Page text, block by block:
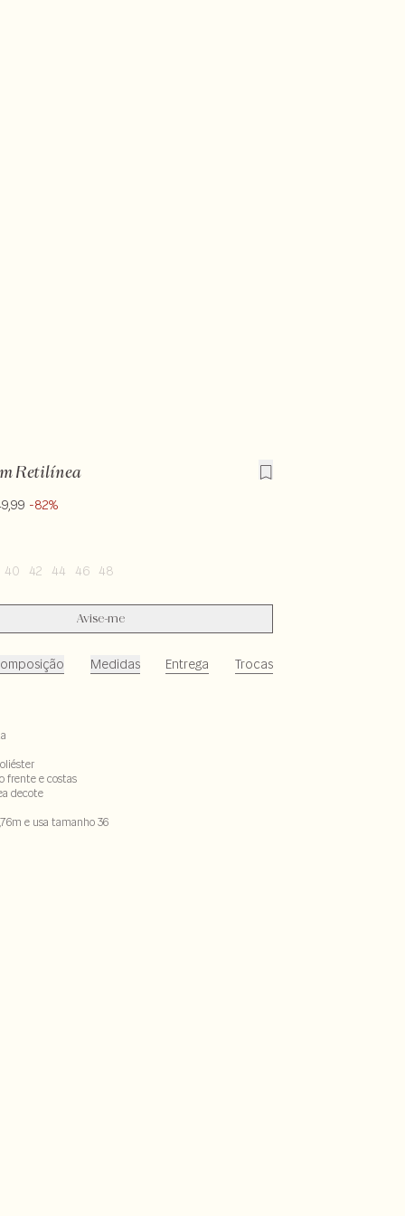
Retilínea
-82%
40 42 44 46 48
Avise-me
Medidas Entrega Trocas
frente e costas
decote
e usa tamanho 36